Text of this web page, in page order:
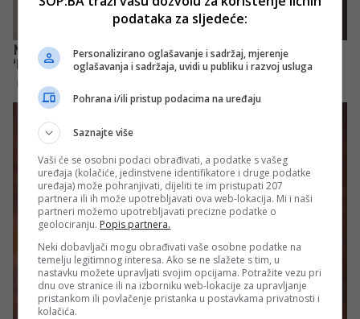
podataka za sljedeće:
Personalizirano oglašavanje i sadržaj, mjerenje
oglašavanja i sadržaja, uvidi u publiku i razvoj usluga
Pohrana i/ili pristup podacima na uređaju
Saznajte više
Vaši će se osobni podaci obrađivati, a podatke s vašeg
uređaja (kolačiće, jedinstvene identifikatore i druge podatke
uređaja) može pohranjivati, dijeliti te im pristupati 207
partnera ili ih može upotrebljavati ova web-lokacija. Mi i naši
partneri možemo upotrebljavati precizne podatke o
geolociranju. Popis partnera.
Neki dobavljači mogu obrađivati vaše osobne podatke na
temelju legitimnog interesa. Ako se ne slažete s tim, u
nastavku možete upravljati svojim opcijama. Potražite vezu pri
dnu ove stranice ili na izborniku web-lokacije za upravljanje
pristankom ili povlačenje pristanka u postavkama privatnosti i
kolačića.